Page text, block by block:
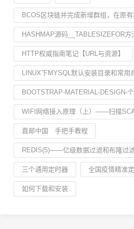
BCOS区块链并完成新增群组，在原
HASHMAP源码__TABLESIZEFOR方
HTTP权威指南笔记【URL与资源】
LINUX下MYSQL默认安装目录和常用
BOOTSTRAP-MATERIAL-DESIGN-
WIFI网络接入原理（上）——扫描
直邮中国 手把手教程
REDIS(5)——亿级数据过滤和布隆过
三个通用定时器 全国疫情精准
如何下载和安装